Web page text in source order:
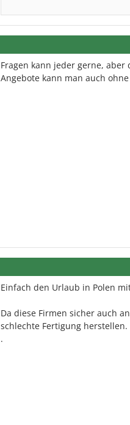
Fragen kann jeder gerne,
Angebote kann man auch
Einfach den Urlaub in Polen
Da diese Firmen sicher auch
schlechte Fertigung herstellen.
.